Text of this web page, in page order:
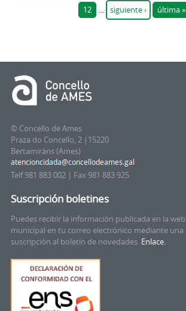
12 … siguiente › última »
© Concello de Ames
Praza do Concello, 2 |15220
Bertamiráns (Ames)
Telf 981 883 002 | Fax 981 883 925
Suscripción boletines
Puedes recibir la información publicada en la web
municipal en tu correo electrónico mediante una
suscripción al boletín de novedades. Enlace.